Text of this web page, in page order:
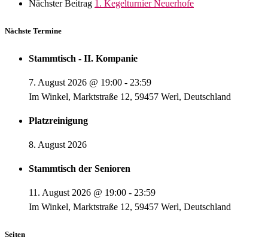
Nächster Beitrag 1. Kegelturnier Neuerhofe
Nächste Termine
Stammtisch - II. Kompanie
7. August 2026 @ 19:00 - 23:59
Im Winkel, Marktstraße 12, 59457 Werl, Deutschland
Platzreinigung
8. August 2026
Stammtisch der Senioren
11. August 2026 @ 19:00 - 23:59
Im Winkel, Marktstraße 12, 59457 Werl, Deutschland
Seiten